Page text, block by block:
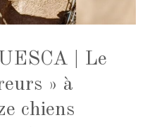
| Le
» à
chiens